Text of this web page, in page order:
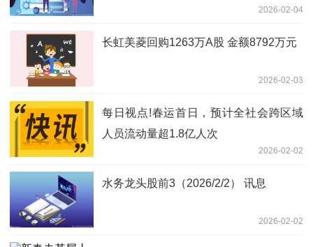
2026-02-04
长虹美菱回购1263万A股 金额8792万元
2026-02-03
每日视点!春运首日，预计全社会跨区域
人员流动量超1.8亿人次
2026-02-02
水务龙头股前3（2026/2/2） 讯息
2026-02-02